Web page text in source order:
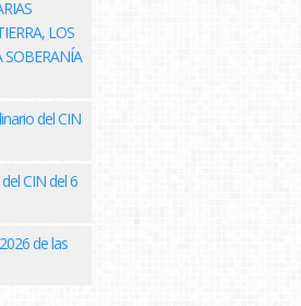
LOS
SOBERANÍA
del CIN
CIN del 6
de las